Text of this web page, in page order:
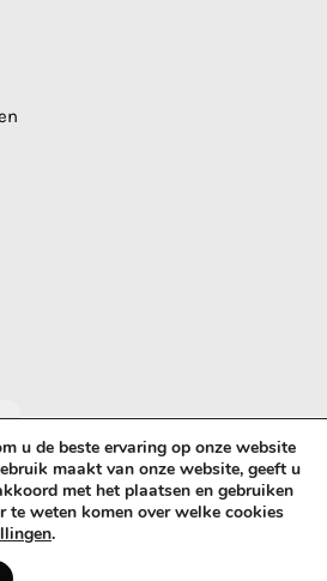
| Powered byMplusKASSA
Kassasysteem
u de beste ervaring op onze website
maakt van onze website, geeft u
met het plaatsen en gebruiken
te weten komen over welke cookies
.